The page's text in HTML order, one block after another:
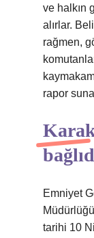
ve halkın
alırlar.
rağmen,
rapor
Emniyet
tarihi 10